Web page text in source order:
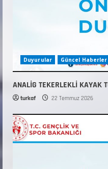
Duyurular Güncel Haberler
ANALİG TEKERLEKLİ KAYAK
turkaf 22 Temmuz 2026